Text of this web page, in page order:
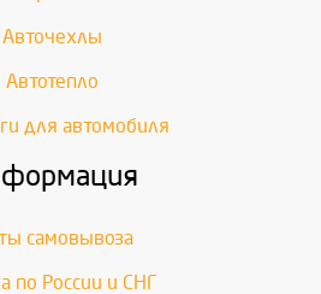
Авточехлы
Автотепло
для автомобиля
самовывоза
по России и СНГ